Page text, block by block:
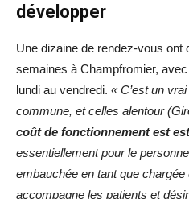
développer
Une dizaine de rendez-vous ont
semaines à Champfromier,
lundi au vendredi. « C’est un
commune, et celles alentour
coût de fonctionnement est
essentiellement pour le
embauchée en tant que chargée
accompagne les patients et